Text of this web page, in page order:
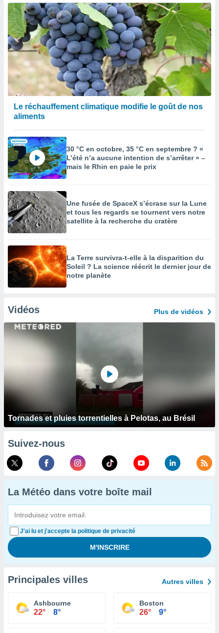
Le réchauffement climatique modifie le goût de nos
aliments
30 °C en octobre, 35 °C en septembre ? «
L’été n’a aucune intention de s’arrêter » –
mais le Rhin en paie le prix
Une fusée de SpaceX s’écrase sur la Lune
et tous les regards se tournent vers notre
satellite à la recherche du cratère
La Terre survivra-t-elle à la disparition du
Soleil ? La science réécrit le dernier jour de
notre planète
Vidéos Plus de vidéos
Tornades et pluies torrentielles à Pelotas, au Brésil
Suivez-nous
La Météo dans votre boîte mail
J'ai lu et j'accepte la politique de privacité
Principales villes Autres villes
Ashbourne
22° 8°
Boston
26° 9°